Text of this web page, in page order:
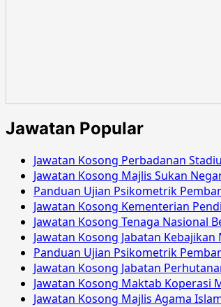
Jawatan Popular
Jawatan Kosong Perbadanan
Jawatan Kosong Majlis Sukan
Panduan Ujian Psikometrik
Jawatan Kosong Kementerian
Jawatan Kosong Tenaga Nasional
Jawatan Kosong Jabatan
Panduan Ujian Psikometrik
Jawatan Kosong Jabatan
Jawatan Kosong Maktab Koperasi
Jawatan Kosong Majlis Agama